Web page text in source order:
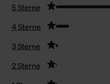
5 Sterne
4 Sterne
3 Sterne
2 Sterne